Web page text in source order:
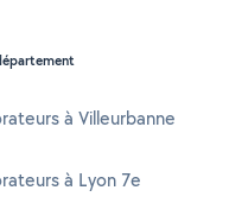
à Villeurbanne
à Lyon 7e